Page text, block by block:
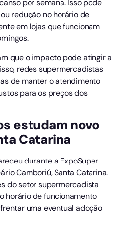
por semana. Isso pode
redução no horário de
em lojas que funcionam
que o impacto pode atingir a
redes supermercadistas
de manter o atendimento
para os preços dos
estudam novo
Catarina
durante a ExpoSuper
Camboriú, Santa Catarina.
do setor supermercadista
horário de funcionamento
uma eventual adoção